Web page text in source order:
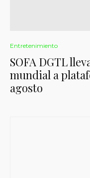
Entretenimiento
SOFA DGTL
mundial a
agosto